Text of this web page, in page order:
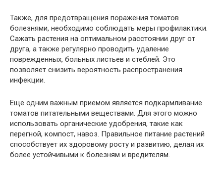
Также, для предотвращения поражения томатов
болезнями, необходимо соблюдать меры профилактики.
Сажать растения на оптимальном расстоянии друг от
друга, а также регулярно проводить удаление
поврежденных, больных листьев и стеблей. Это
позволяет снизить вероятность распространения
инфекции.
Еще одним важным приемом является подкармливание
томатов питательными веществами. Для этого можно
использовать органические удобрения, такие как
перегной, компост, навоз. Правильное питание растений
способствует их здоровому росту и развитию, делая их
более устойчивыми к болезням и вредителям.